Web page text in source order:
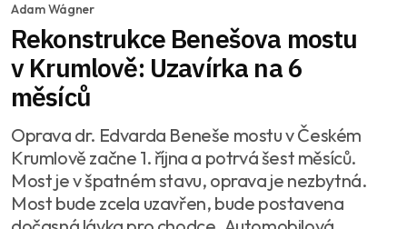
Adam Wágner
Rekonstrukce Benešova mostu
v Krumlově: Uzavírka na 6
měsíců
Oprava dr. Edvarda Beneše mostu v Českém
Krumlově začne 1. října a potrvá šest měsíců.
Most je v špatném stavu, oprava je nezbytná.
Most bude zcela uzavřen, bude postavena